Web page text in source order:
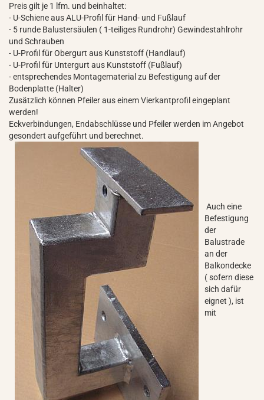
Preis gilt je 1 lfm. und beinhaltet:
- U-Schiene aus ALU-Profil für Hand- und Fußlauf
- 5 runde Balustersäulen ( 1-teiliges Rundrohr) Gewindestahlrohr
und Schrauben
- U-Profil für Obergurt aus Kunststoff (Handlauf)
- U-Profil für Untergurt aus Kunststoff (Fußlauf)
- entsprechendes Montagematerial zu Befestigung auf der
Bodenplatte (Halter)
Zusätzlich können Pfeiler aus einem Vierkantprofil eingeplant
werden!
Eckverbindungen, Endabschlüsse und Pfeiler werden im Angebot
gesondert aufgeführt und berechnet.
Auch eine
Befestigung
der
Balustrade
an der
Balkondecke
( sofern diese
sich dafür
eignet ), ist
mit